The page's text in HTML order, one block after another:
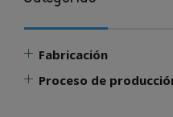
Fabricación
Proceso de